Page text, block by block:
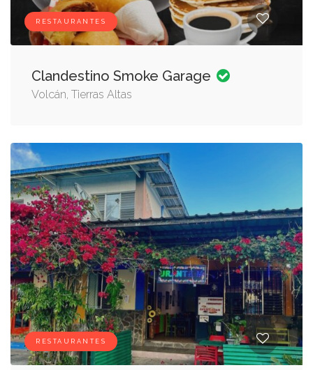
RESTAURANTES
Clandestino Smoke Garage
Volcán, Tierras Altas
RESTAURANTES